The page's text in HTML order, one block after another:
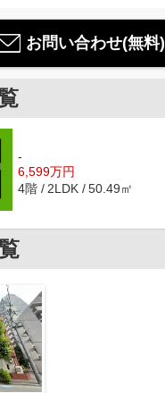
お問い合わせ(無料)
-
6,599万円
4階 2LDK 50.49㎡